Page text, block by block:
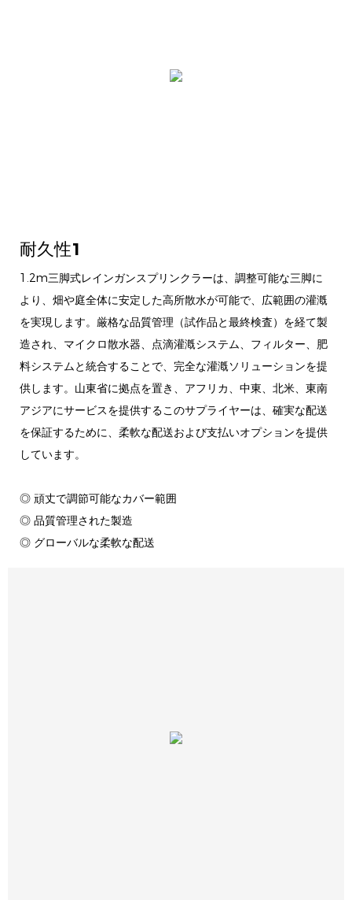
耐久性1
1.2m三脚式レインガンスプリンクラーは、調整可能な三脚に
より、畑や庭全体に安定した高所散水が可能で、広範囲の灌漑
を実現します。厳格な品質管理（試作品と最終検査）を経て製
造され、マイクロ散水器、点滴灌漑システム、フィルター、肥
料システムと統合することで、完全な灌漑ソリューションを提
供します。山東省に拠点を置き、アフリカ、中東、北米、東南
アジアにサービスを提供するこのサプライヤーは、確実な配送
を保証するために、柔軟な配送および支払いオプションを提供
しています。
◎ 頑丈で調節可能なカバー範囲
◎ 品質管理された製造
◎ グローバルな柔軟な配送